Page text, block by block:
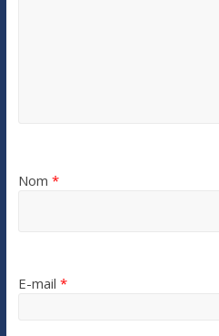
Nom *
E-mail *